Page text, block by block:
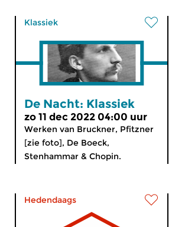
Klassiek
De Nacht: Klassiek
zo 11 dec 2022 04:00 uur
Werken van Bruckner, Pfitzner
[zie foto], De Boeck,
Stenhammar & Chopin.
Hedendaags